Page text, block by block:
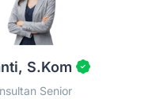
S.Kom
Senior